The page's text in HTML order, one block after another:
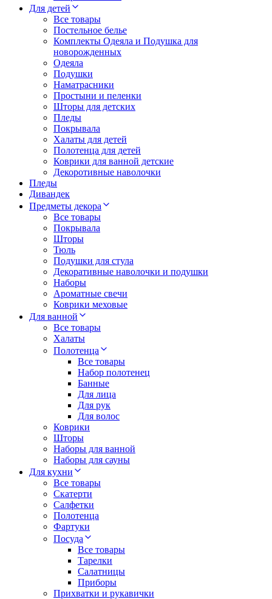
Для детей
Все товары
Постельное белье
Комплекты Одеяла и Подушка для
новорожденных
Одеяла
Подушки
Наматрасники
Простыни и пеленки
Шторы для детских
Пледы
Покрывала
Халаты для детей
Полотенца для детей
Коврики для ванной детские
Декоротивные наволочки
Пледы
Дивандек
Предметы декора
Все товары
Покрывала
Шторы
Тюль
Подушки для стула
Декоративные наволочки и подушки
Наборы
Ароматные свечи
Коврики меховые
Для ванной
Все товары
Халаты
Полотенца
Все товары
Набор полотенец
Банные
Для лица
Для рук
Для волос
Коврики
Шторы
Наборы для ванной
Наборы для сауны
Для кухни
Все товары
Скатерти
Салфетки
Полотенца
Фартуки
Посуда
Все товары
Тарелки
Салатницы
Приборы
Прихватки и рукавички